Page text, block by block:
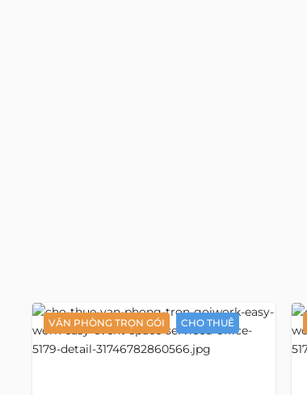
VĂN PHÒNG TRỌN GÓI CHO THUÊ